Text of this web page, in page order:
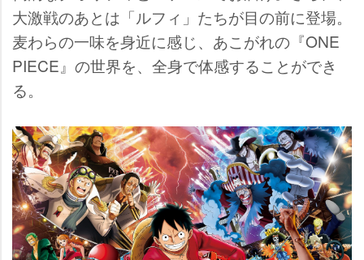
大激戦のあとは「ルフィ」たちが目の前に登場。
麦わらの一味を身近に感じ、あこがれの『ONE
PIECE』の世界を、全身で体感することができ
る。